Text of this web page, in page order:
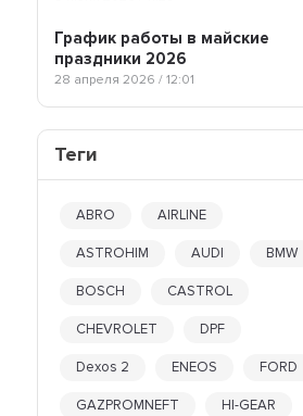
ROSNEFT
ROWE
S-OIL
SEAT
SHELL
SINTEC
SKODA
SUBARU
TCL
TOTACHI
TOYOTA
VMPAUTO
График работы в майские
праздники 2026
28 апреля 2026 / 12:01
Теги
ABRO AIRLINE
ASTROHIM AUDI BMW
BOSCH CASTROL
CHEVROLET DPF
Dexos 2 ENEOS FORD
GAZPROMNEFT HI-GEAR